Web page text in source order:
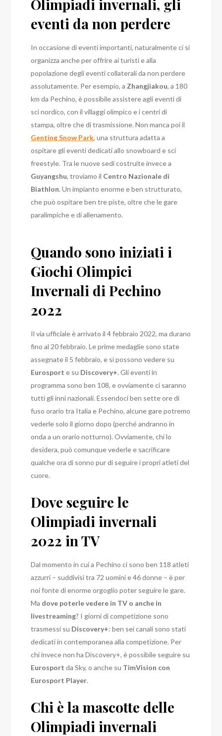
Olimpiadi invernali, gli
eventi da non perdere
In occasione di eventi importanti, naturalmente ci si
organizza anche per offrire ai turisti e alla
popolazione degli eventi collaterali da non perdere
assolutamente. Per esempio, a Zhangjiakou, a 180
km da Pechino, è possibile assistere agli eventi di
sci nordico, con il villaggi olimpico e i centri di
stampa, oltre che di trasmissione.Non manca poi il
Genting Snow Park, una struttura adatta a
ospitare gli eventi dedicati allo snowboard e sci
freestyle. Tra le nuove sedi costruite invece a
Guyangshu, troviamo il Centro Nazionale di
Biathlon. Un impianto enorme e ben strutturato,
che può ospitare ben tre piste, oltre che le gare
paralimpiche e di allenamento.
Quando sono iniziati i
Giochi Olimpici
Invernali di Pechino
2022
Il via ufficiale è arrivato il 4 febbraio 2022, ma durano
fino al 20 febbraio. Le prime medaglie sono state
assegnate il 5 febbraio, e si possono vedere su
Eurosport e su Discovery+. Gli eventi in
programma sono ben 108, e ovviamente ci saranno
tutti gli inni nazionali.Essendoci ben sette ore di
fuso orario tra Italia e Pechino, alcune gare potremo
vederle solo il giorno dopo (perché andranno in
onda a un orario notturno). Ovviamente, chi lo
desidera, può comunque vederle e sacrificare
qualche ora di sonno pur di seguire i propri atleti del
cuore.
Dove seguire le
Olimpiadi invernali
2022 in TV
Dal momento in cui a Pechino ci sono ben 118 atleti
azzurri – suddivisi tra 72 uomini e 46 donne – è per
noi fonte di enorme orgoglio poter seguire le gare.
Ma dove poterle vedere in TV o anche in
livestreaming? I giorni di competizione sono
trasmessi su Discovery+: ben sei canali sono stati
dedicati in contemporanea alla competizione. Per
chi invece non ha Discovery+, è possibile seguire su
Eurosport da Sky, o anche su TimVision con
Eurosport Player.
Chi è la mascotte delle
Olimpiadi invernali